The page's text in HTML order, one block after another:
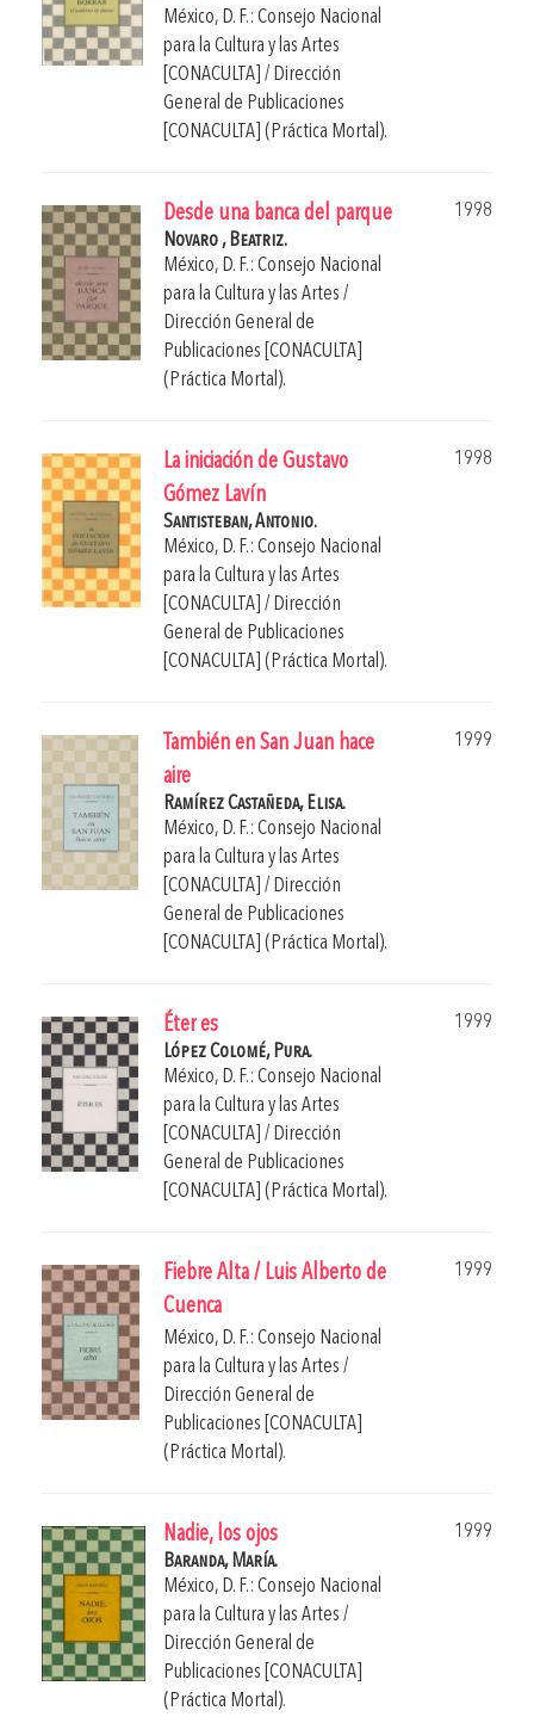
México, D. F.: Consejo Nacional
para la Cultura y las Artes
[CONACULTA] / Dirección
General de Publicaciones
[CONACULTA] (Práctica Mortal).
Desde una banca del parque
1998
Novaro , Beatriz.
México, D. F.: Consejo Nacional
para la Cultura y las Artes /
Dirección General de
Publicaciones [CONACULTA]
(Práctica Mortal).
La iniciación de Gustavo
Gómez Lavín
1998
Santisteban, Antonio.
México, D. F.: Consejo Nacional
para la Cultura y las Artes
[CONACULTA] / Dirección
General de Publicaciones
[CONACULTA] (Práctica Mortal).
También en San Juan hace
aire
1999
Ramírez Castañeda, Elisa.
México, D. F.: Consejo Nacional
para la Cultura y las Artes
[CONACULTA] / Dirección
General de Publicaciones
[CONACULTA] (Práctica Mortal).
Éter es
1999
López Colomé, Pura.
México, D. F.: Consejo Nacional
para la Cultura y las Artes
[CONACULTA] / Dirección
General de Publicaciones
[CONACULTA] (Práctica Mortal).
Fiebre Alta / Luis Alberto de
Cuenca
1999
México, D. F.: Consejo Nacional
para la Cultura y las Artes /
Dirección General de
Publicaciones [CONACULTA]
(Práctica Mortal).
Nadie, los ojos
1999
Baranda, María.
México, D. F.: Consejo Nacional
para la Cultura y las Artes /
Dirección General de
Publicaciones [CONACULTA]
(Práctica Mortal).